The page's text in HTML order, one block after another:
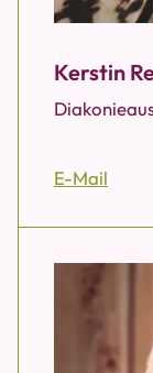
Kerstin
E-Mail